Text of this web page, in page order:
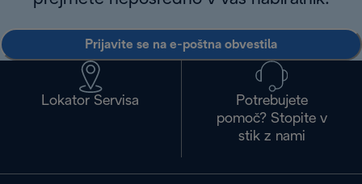
Prijavite se na e-poštna obvestila
Lokator Servisa
Potrebujete
pomoč? Stopite v
stik z nami